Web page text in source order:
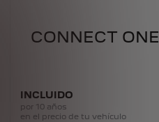
CONNECT ONE
INCLUIDO
por 10 años
en el precio de tu vehículo